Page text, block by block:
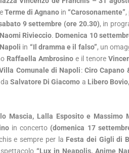
Terme di Agnano in“Carosonamente”
9 settembre (ore 20.30), in
Naomi Rivieccio. Domenica 10
in “Il dramma e il falso”, un
Raffaella Ambrosino e il tenore
Comunale di Napoli: Ciro Capano
Salvatore Di Giacomo a Libero Bovio
Mascia, Lalla Esposito e Massimo
in concerto (domenica 17
e sempre per la Festa dei Gigli di
spettacolo“Lux in Neapolis, Anime